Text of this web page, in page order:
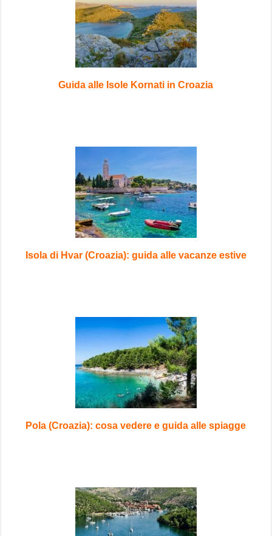
Guida alle Isole Kornati in Croazia
Isola di Hvar (Croazia): guida alle vacanze estive
Pola (Croazia): cosa vedere e guida alle spiagge